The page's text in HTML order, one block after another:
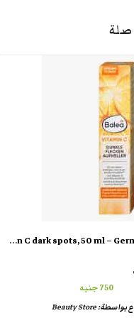
Balea Face cream vitamin C dark spots, 50 ml – German product
750جنيه
بواسطة:Beauty Store